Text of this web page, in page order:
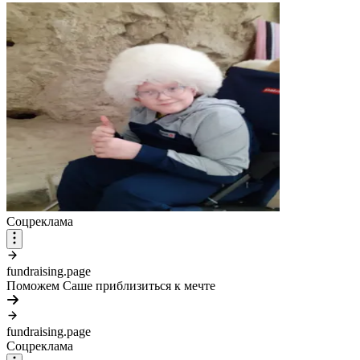
Соцреклама
fundraising.page
Поможем Саше приблизиться к мечте
fundraising.page
Соцреклама